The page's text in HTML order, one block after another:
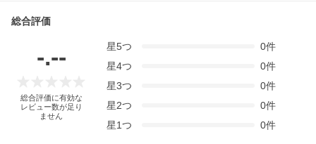
総合評価
-.--
総合評価に有効な
レビュー数が足り
ません
星5つ 0件
星4つ 0件
星3つ 0件
星2つ 0件
星1つ 0件